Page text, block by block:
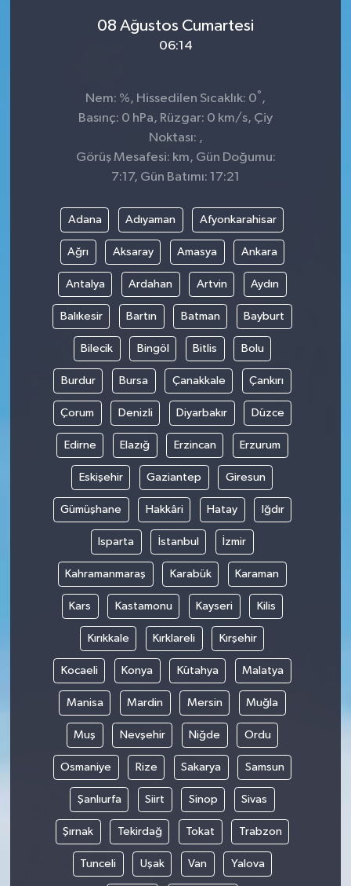
08 Ağustos Cumartesi
06:14
Nem: %, Hissedilen Sıcaklık: 0°,
Basınç: 0 hPa, Rüzgar: 0 km/s, Çiy
Noktası: ,
Görüş Mesafesi: km, Gün Doğumu:
7:17, Gün Batımı: 17:21
Adana Adıyaman Afyonkarahisar
Ağrı Aksaray Amasya Ankara
Antalya Ardahan Artvin Aydın
Balıkesir Bartın Batman Bayburt
Bilecik Bingöl Bitlis Bolu
Burdur Bursa Çanakkale Çankırı
Çorum Denizli Diyarbakır Düzce
Edirne Elazığ Erzincan Erzurum
Eskişehir Gaziantep Giresun
Gümüşhane Hakkâri Hatay Iğdır
Isparta İstanbul İzmir
Kahramanmaraş Karabük Karaman
Kars Kastamonu Kayseri Kilis
Kırıkkale Kırklareli Kırşehir
Kocaeli Konya Kütahya Malatya
Manisa Mardin Mersin Muğla
Muş Nevşehir Niğde Ordu
Osmaniye Rize Sakarya Samsun
Şanlıurfa Siirt Sinop Sivas
Şırnak Tekirdağ Tokat Trabzon
Tunceli Uşak Van Yalova